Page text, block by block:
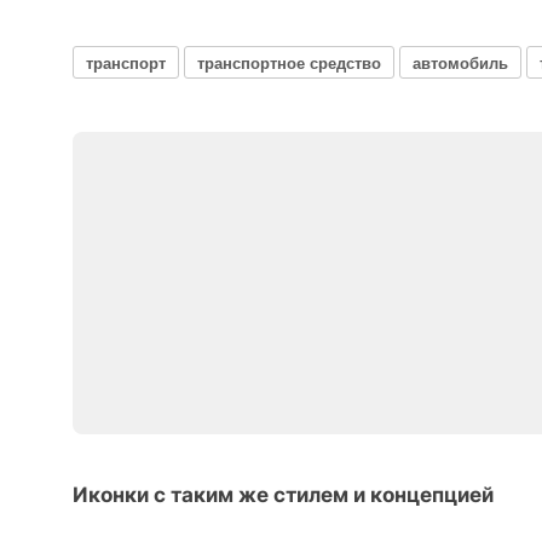
транспорт транспортное средство автомобиль
Иконки с таким же стилем и концепцией